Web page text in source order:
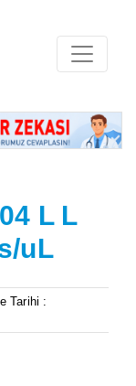
L L
uL
Tarihi :